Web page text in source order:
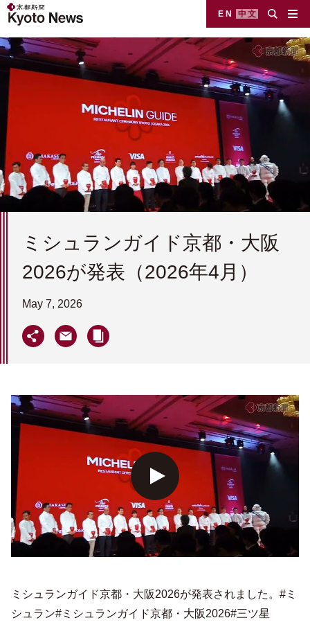
EN 中文
ミシュランガイド京都・大阪
2026が発表（2026年4月）
May 7, 2026
ミシュランガイド京都・大阪2026が発表されました。#ミ
シュラン#ミシュランガイド京都・大阪2026#三ツ星